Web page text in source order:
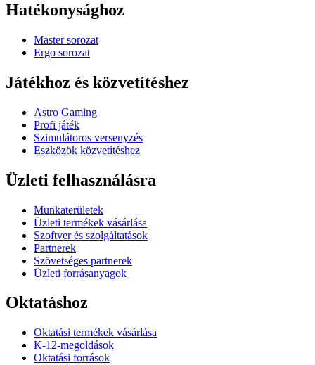
Hatékonysághoz
Master sorozat
Ergo sorozat
Játékhoz és közvetítéshez
Astro Gaming
Profi játék
Szimulátoros versenyzés
Eszközök közvetítéshez
Üzleti felhasználásra
Munkaterületek
Üzleti termékek vásárlása
Szoftver és szolgáltatások
Partnerek
Szövetséges partnerek
Üzleti forrásanyagok
Oktatáshoz
Oktatási termékek vásárlása
K-12-megoldások
Oktatási források